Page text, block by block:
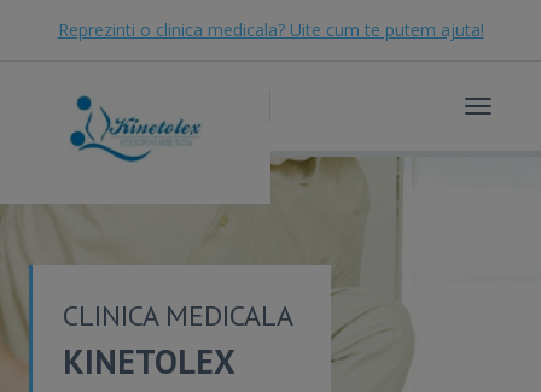
Reprezinti o clinica medicala? Uite cum te putem ajuta!
Toggle
CLINICA MEDICALA
KINETOLEX